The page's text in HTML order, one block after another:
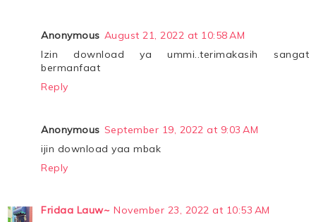
Anonymous August 21, 2022 at 10:58 AM
Izin download ya ummi..terimakasih sangat
bermanfaat
Reply
Anonymous September 19, 2022 at 9:03 AM
ijin download yaa mbak
Reply
Fridaa Lauw~ November 23, 2022 at 10:53 AM